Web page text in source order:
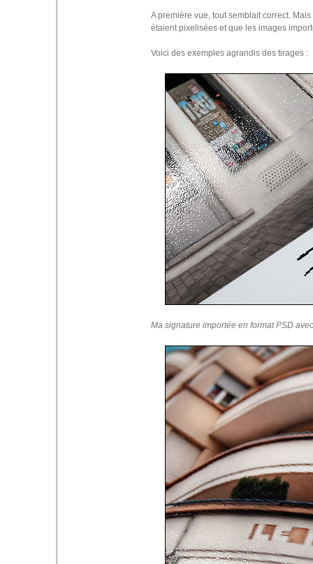
A première vue, tout semblait correct.
étaient pixelisées et que les images
Voici des exemples agrandis des tirages :
Ma signature importée en format PSD